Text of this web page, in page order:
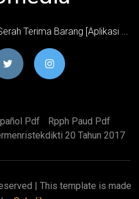
Terima Barang [Aplikasi ...
Pdf
Rpph Paud Pdf
20 Tahun 2017
| This template is made